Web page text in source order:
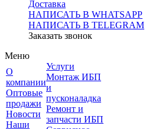
Доставка
НАПИСАТЬ В WHATSAPP
НАПИСАТЬ В TELEGRAM
Заказать звонок
Меню
О
компании
Оптовые
продажи
Новости
Наши
Услуги
Монтаж ИБП
и
пусконаладка
Ремонт и
запчасти ИБП